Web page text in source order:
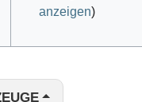
anzeigen)